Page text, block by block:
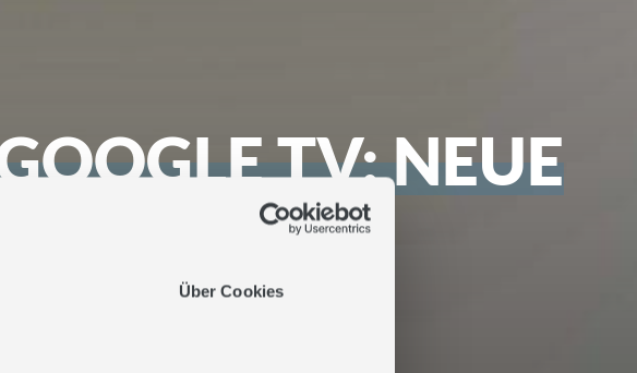
Über Cookies
TV: NEUE
STARKE